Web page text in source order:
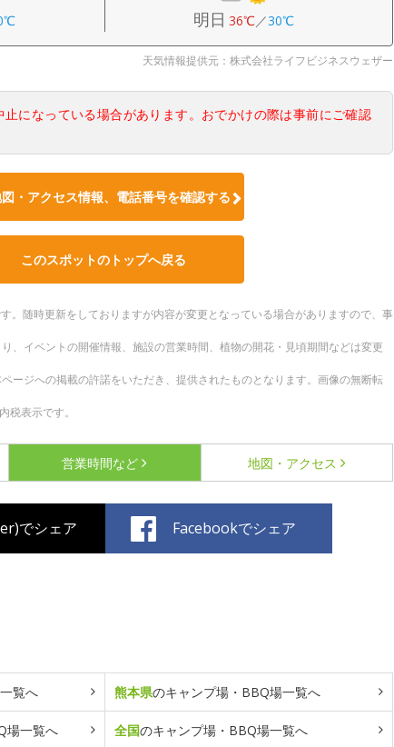
明日 36℃／30℃
天気情報提供元：株式会社ライフビジネスウェザー
になっている場合があります。おでかけの際は事前にご確認
・アクセス情報、電話番号を確認する
このスポットのトップへ戻る
。随時更新をしておりますが内容が変更となっている場合がありますので、事
、イベントの開催情報、施設の営業時間、植物の開花・見頃期間などは変更
ージへの掲載の許諾をいただき、提供されたものとなります。画像の無断転
表示です。
営業時間など 地図・アクセス
でシェア Facebookでシェア
覧へ 熊本県のキャンプ場・BBQ場一覧へ
場一覧へ 全国のキャンプ場・BBQ場一覧へ